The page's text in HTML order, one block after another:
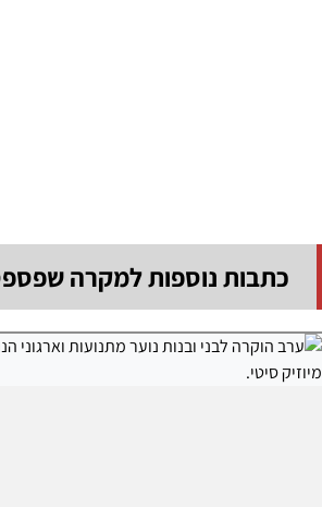
כתבות נוספות למקרה